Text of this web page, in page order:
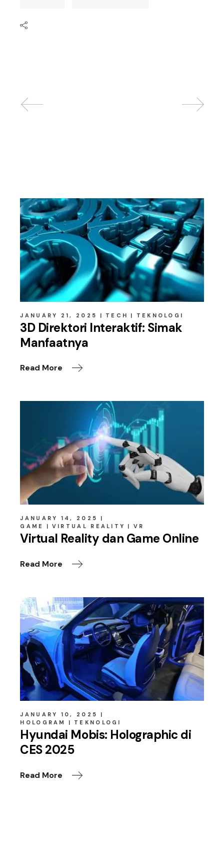
JANUARY 21, 2025 TECH TEKNOLOGI
3D Direktori Interaktif: Simak
Manfaatnya
Read More
JANUARY 14, 2025
GAME
VIRTUAL REALITY VR
Virtual Reality dan Game Online
Read More
JANUARY 10, 2025
HOLOGRAM
TEKNOLOGI
Hyundai Mobis: Holographic di
CES 2025
Read More